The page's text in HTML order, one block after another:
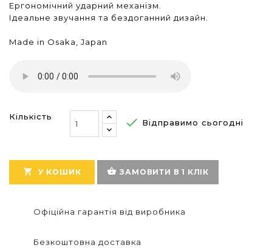
Ергономічний ударний механізм.
Ідеальне звучання та бездоганний дизайн.
Made in Osaka, Japan
Кількість  Відправимо сьогодні
 У КОШИК shopping_basket ЗАМОВИТИ В 1 КЛІК
Офіційна гарантія від виробника
Безкоштовна доставка